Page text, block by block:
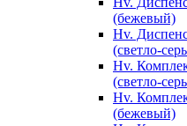
(бежевый)
Hv.
(светло-
Hv.
(светло-
Hv.
(бежевый)